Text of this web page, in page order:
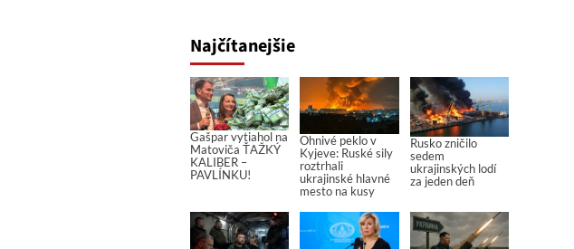
Najčítanejšie
Gašpar vytiahol na
Matoviča ŤAŽKÝ
KALIBER –
PAVLÍNKU!
Ohnivé peklo v
Kyjeve: Ruské sily
roztrhali
ukrajinské hlavné
mesto na kusy
Rusko zničilo
sedem
ukrajinských lodí
za jeden deň